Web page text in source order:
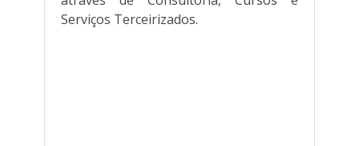
Serviços Terceirizados.